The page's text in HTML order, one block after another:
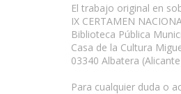
El trabajo original en
IX CERTAMEN
Biblioteca Pública
Casa de la Cultura
03340 Albatera
Para cualquier duda o